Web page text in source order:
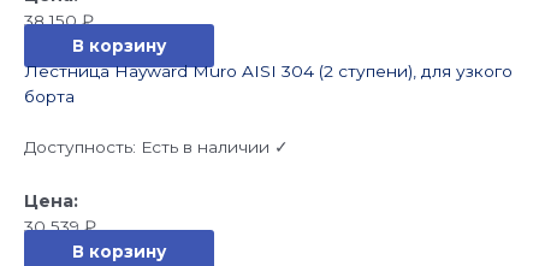
38 150₽
В корзину
Лестница Hayward Muro AISI 304 (2 ступени), для узкого
борта
Доступность: Есть в наличии ✓
30 539₽
В корзину